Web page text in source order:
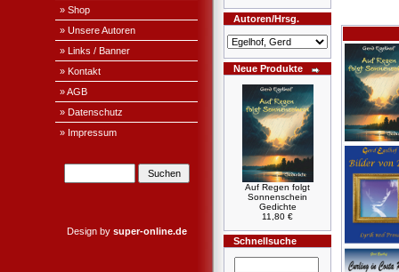
» Shop
» Unsere Autoren
» Links / Banner
» Kontakt
» AGB
» Datenschutz
» Impressum
Design by super-online.de
Autoren/Hrsg.
Neue Produkte
Auf Regen folgt
Sonnenschein
Gedichte
11,80 €
Schnellsuche